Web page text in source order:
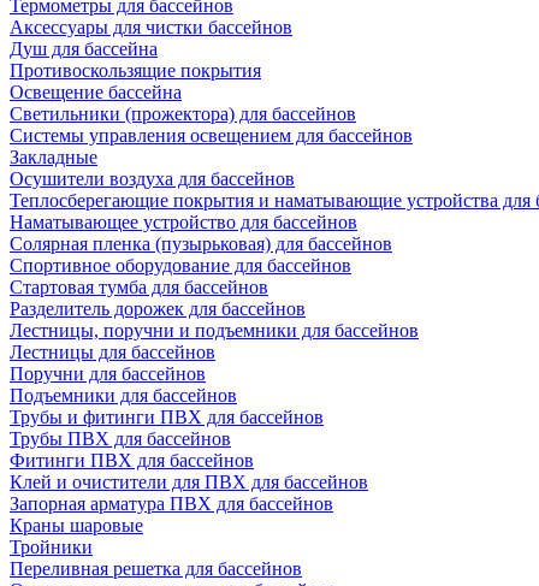
Термометры для бассейнов
Аксессуары для чистки бассейнов
Душ для бассейна
Противоскользящие покрытия
Освещение бассейна
Светильники (прожектора) для бассейнов
Системы управления освещением для бассейнов
Закладные
Осушители воздуха для бассейнов
Теплосберегающие покрытия и наматывающие устройства для
Наматывающее устройство для бассейнов
Солярная пленка (пузырьковая) для бассейнов
Спортивное оборудование для бассейнов
Стартовая тумба для бассейнов
Разделитель дорожек для бассейнов
Лестницы, поручни и подъемники для бассейнов
Лестницы для бассейнов
Поручни для бассейнов
Подъемники для бассейнов
Трубы и фитинги ПВХ для бассейнов
Трубы ПВХ для бассейнов
Фитинги ПВХ для бассейнов
Клей и очистители для ПВХ для бассейнов
Запорная арматура ПВХ для бассейнов
Краны шаровые
Тройники
Переливная решетка для бассейнов